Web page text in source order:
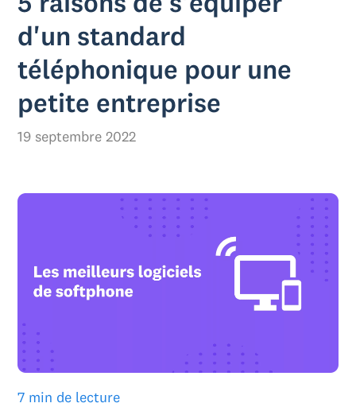
d'un standard
téléphonique pour une
petite entreprise
19 septembre 2022
7 min de lecture